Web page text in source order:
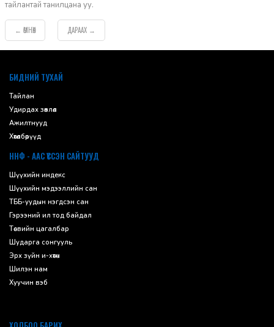
тайлантай танилцана уу.
← ӨМНӨХ ДАРААХ →
БИДНИЙ ТУХАЙ
Тайлан
Удирдах зөвлөл
Ажилтнууд
Хөтөлбөрүүд
ННФ - ААС ҮҮССЭН САЙТУУД
Шүүхийн индекс
Шүүхийн мэдээллийн сан
ТББ-уудын нэгдсэн сан
Гэрээний ил тод байдал
Төсвийн цагалбар
Шударга сонгууль
Эрх зүйн и-хөтөч
Шилэн нам
Хуучин вэб